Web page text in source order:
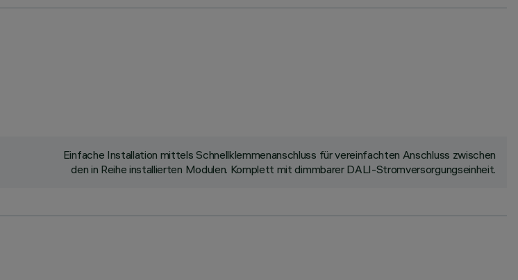
Einfache Installation mittels Schnellklemmenanschluss für vereinfachten Anschluss zwischen
den in Reihe installierten Modulen. Komplett mit dimmbarer DALI-Stromversorgungseinheit.